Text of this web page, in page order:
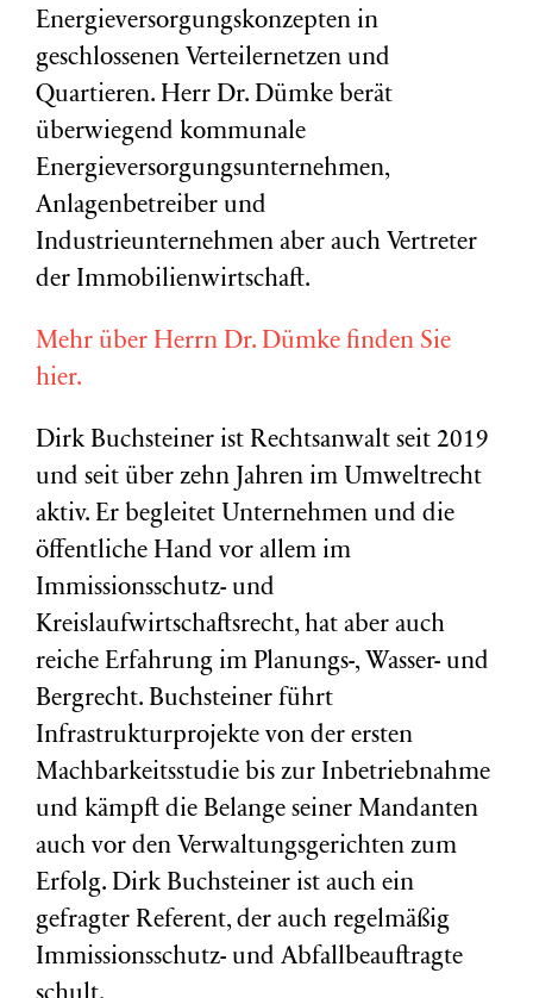
Energieversorgungskonzepten in
geschlossenen Verteilernetzen und
Quartieren. Herr Dr. Dümke berät
überwiegend kommunale
Energieversorgungsunternehmen,
Anlagenbetreiber und
Industrieunternehmen aber auch Vertreter
der Immobilienwirtschaft.
Mehr über Herrn Dr. Dümke finden Sie
hier.
Dirk Buchsteiner ist Rechtsanwalt seit 2019
und seit über zehn Jahren im Umweltrecht
aktiv. Er begleitet Unternehmen und die
öffentliche Hand vor allem im
Immissionsschutz- und
Kreislaufwirtschaftsrecht, hat aber auch
reiche Erfahrung im Planungs-, Wasser- und
Bergrecht. Buchsteiner führt
Infrastrukturprojekte von der ersten
Machbarkeitsstudie bis zur Inbetriebnahme
und kämpft die Belange seiner Mandanten
auch vor den Verwaltungsgerichten zum
Erfolg. Dirk Buchsteiner ist auch ein
gefragter Referent, der auch regelmäßig
Immissionsschutz- und Abfallbeauftragte